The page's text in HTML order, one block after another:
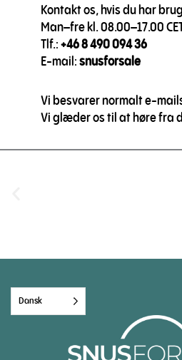
Kontakt os, hvis du har
Man–fre kl. 08.00–17.00
Tlf.:+46 8 490 094 36
E-mail:snusforsale
Vi besvarer normalt e-
Vi glæder os til at høre fra
Dansk